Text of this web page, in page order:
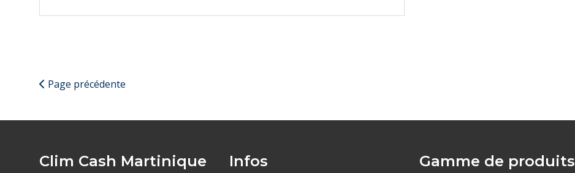
Page précédente
Clim Cash Martinique Infos Gamme de produits